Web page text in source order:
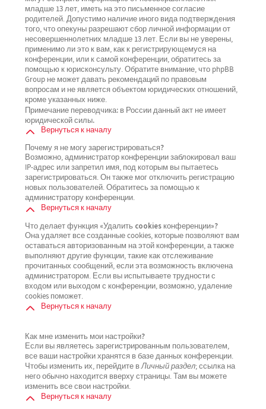
младше 13 лет, иметь на это письменное согласие
родителей. Допустимо наличие иного вида подтверждения
того, что опекуны разрешают сбор личной информации от
несовершеннолетних младше 13 лет. Если вы не уверены,
применимо ли это к вам, как к регистрирующемуся на
конференции, или к самой конференции, обратитесь за
помощью к юрисконсульту. Обратите внимание, что phpBB
Group не может давать рекомендаций по правовым
вопросам и не является объектом юридических отношений,
кроме указанных ниже.
Примечание переводчика: в России данный акт не имеет
юридической силы.
Вернуться к началу
Почему я не могу зарегистрироваться?
Возможно, администратор конференции заблокировал ваш
IP-адрес или запретил имя, под которым вы пытаетесь
зарегистрироваться. Он также мог отключить регистрацию
новых пользователей. Обратитесь за помощью к
администратору конференции.
Вернуться к началу
Что делает функция «Удалить cookies конференции»?
Она удаляет все созданные cookies, которые позволяют вам
оставаться авторизованным на этой конференции, а также
выполняют другие функции, такие как отслеживание
прочитанных сообщений, если эта возможность включена
администратором. Если вы испытываете трудности с
входом или выходом с конференции, возможно, удаление
cookies поможет.
Вернуться к началу
Как мне изменить мои настройки?
Если вы являетесь зарегистрированным пользователем,
все ваши настройки хранятся в базе данных конференции.
Чтобы изменить их, перейдите вЛичный раздел; ссылка на
него обычно находится вверху страницы. Там вы можете
изменить все свои настройки.
Вернуться к началу